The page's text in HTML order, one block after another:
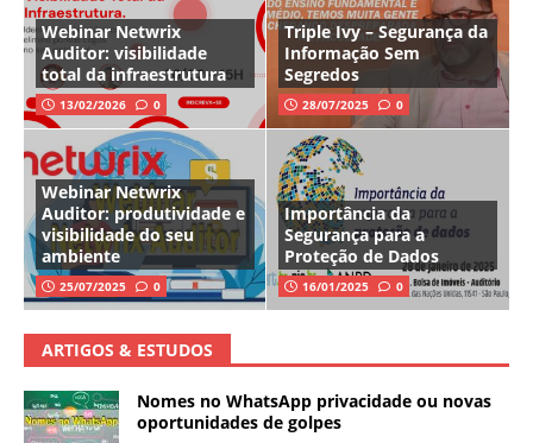
Webinar Netwrix
Auditor: visibilidade
total da infraestrutura
13/02/2026 0
Triple Ivy – Segurança da
Informação Sem
Segredos
28/07/2025 0
Webinar Netwrix
Auditor: produtividade e
visibilidade do seu
ambiente
25/07/2025 0
Importância da
Segurança para a
Proteção de Dados
16/01/2025 0
ARTIGOS & ESTUDOS
Nomes no WhatsApp privacidade ou novas
oportunidades de golpes